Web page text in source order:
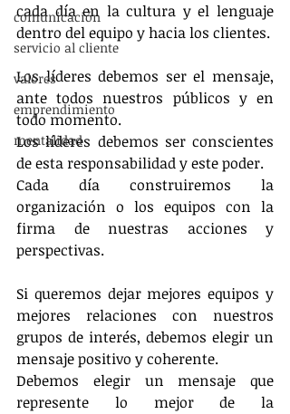
comunicación
servicio al cliente
valores
emprendimiento
mentalidad
cada día en la cultura y el lenguaje
dentro del equipo y hacia los clientes.
Los líderes debemos ser el mensaje,
ante todos nuestros públicos y en
todo momento.
Los líderes debemos ser conscientes
de esta responsabilidad y este poder.
Cada día construiremos la
organización o los equipos con la
firma de nuestras acciones y
perspectivas.
Si queremos dejar mejores equipos y
mejores relaciones con nuestros
grupos de interés, debemos elegir un
mensaje positivo y coherente.
Debemos elegir un mensaje que
represente lo mejor de la